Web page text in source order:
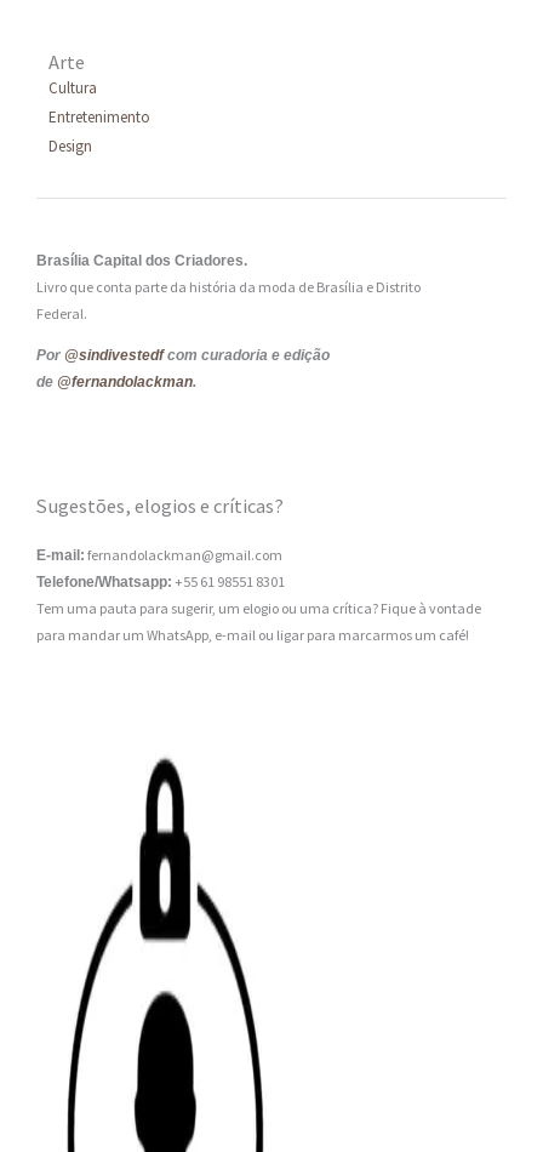
Arte
Cultura
Entretenimento
Design
Brasília Capital dos Criadores.
Livro que conta parte da história da moda de Brasília e Distrito
Federal.
Por @sindivestedfcom curadoria e edição
de @fernandolackman.
Sugestões, elogios e críticas?
E-mail: fernandolackman@gmail.com
Telefone/Whatsapp: +55 61 98551 8301
Tem uma pauta para sugerir, um elogio ou uma crítica? Fique à vontade
para mandar um WhatsApp, e-mail ou ligar para marcarmos um café!